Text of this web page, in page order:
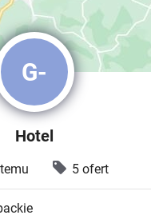
G-
Hotel
5 ofert